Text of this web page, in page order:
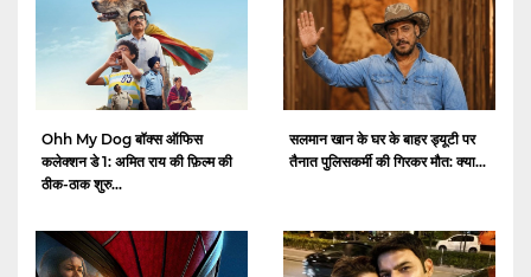
Ohh My Dog बॉक्स ऑफिस
कलेक्शन डे 1: अमित राय की फ़िल्म की
ठीक-ठाक शुरु...
सलमान खान के घर के बाहर ड्यूटी पर
तैनात पुलिसकर्मी की गिरकर मौत: क्या...